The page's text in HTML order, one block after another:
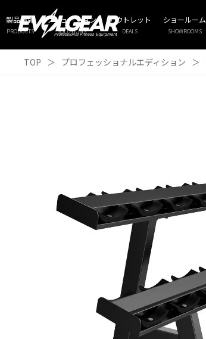
製品情報
PRODUCTS
ソリューション
SOLUTIONS
アウトレット
DEALS
ショールーム
SHOWROOMS
TOP ＞ プロフェッショナルエディション ＞